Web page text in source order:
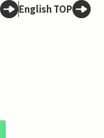
English TOP